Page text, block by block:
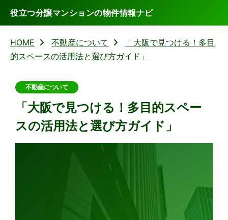
役立つ分譲マンションの物件情報ナビ
HOME 不動産について
「大阪で見つける！多目
的スペースの活用法と選び方ガイド」
不動産について
「大阪で見つける！多目的スペー
スの活用法と選び方ガイド」